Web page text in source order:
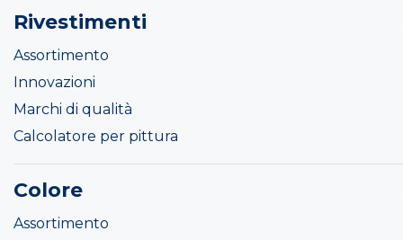
Rivestimenti
Assortimento
Innovazioni
Marchi di qualità
Calcolatore per pittura
Colore
Assortimento